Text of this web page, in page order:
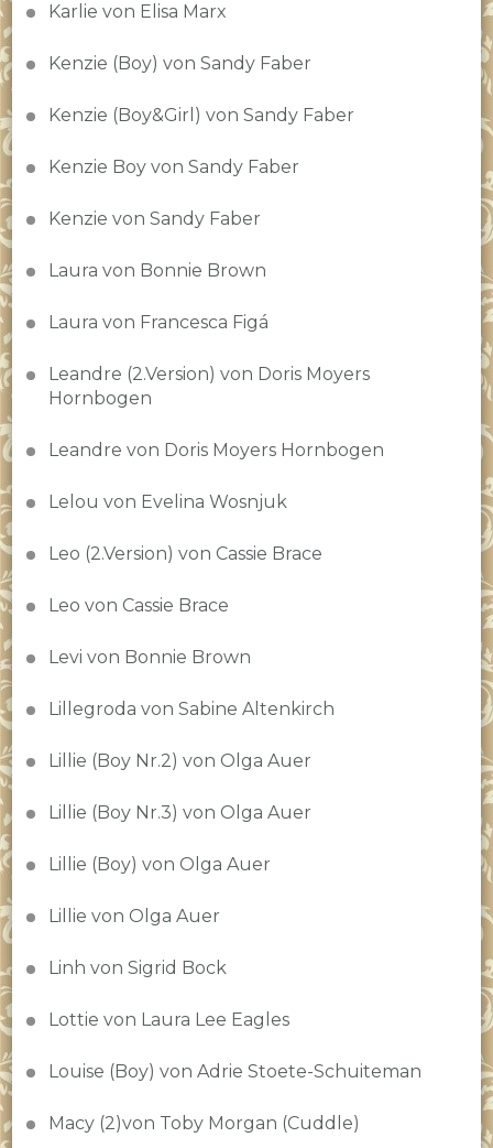
Karlie von Elisa Marx
Kenzie (Boy) von Sandy Faber
Kenzie (Boy&Girl) von Sandy Faber
Kenzie Boy von Sandy Faber
Kenzie von Sandy Faber
Laura von Bonnie Brown
Laura von Francesca Figá
Leandre (2.Version) von Doris Moyers
Hornbogen
Leandre von Doris Moyers Hornbogen
Lelou von Evelina Wosnjuk
Leo (2.Version) von Cassie Brace
Leo von Cassie Brace
Levi von Bonnie Brown
Lillegroda von Sabine Altenkirch
Lillie (Boy Nr.2) von Olga Auer
Lillie (Boy Nr.3) von Olga Auer
Lillie (Boy) von Olga Auer
Lillie von Olga Auer
Linh von Sigrid Bock
Lottie von Laura Lee Eagles
Louise (Boy) von Adrie Stoete-Schuiteman
Macy (2)von Toby Morgan (Cuddle)